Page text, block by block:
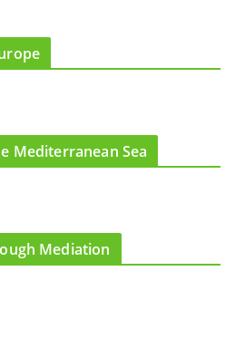
Mediterranean Sea
Mediation